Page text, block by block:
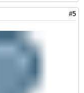
#5